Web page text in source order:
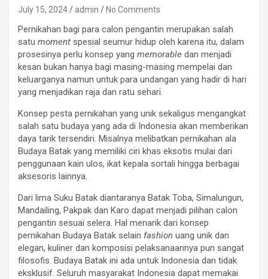
July 15, 2024 admin No Comments
Pernikahan bagi para calon pengantin merupakan salah
satu moment spesial seumur hidup oleh karena itu, dalam
prosesinya perlu konsep yang memorable dan menjadi
kesan bukan hanya bagi masing-masing mempelai dan
keluarganya namun untuk para undangan yang hadir di hari
yang menjadikan raja dan ratu sehari.
Konsep pesta pernikahan yang unik sekaligus mengangkat
salah satu budaya yang ada di Indonesia akan memberikan
daya tarik tersendiri. Misalnya melibatkan pernikahan ala
Budaya Batak yang memiliki ciri khas eksotis mulai dari
penggunaan kain ulos, ikat kepala sortali hingga berbagai
aksesoris lainnya.
Dari lima Suku Batak diantaranya Batak Toba, Simalungun,
Mandailing, Pakpak dan Karo dapat menjadi pilihan calon
pengantin sesuai selera. Hal menarik dari konsep
pernikahan Budaya Batak selain fashion uang unik dan
elegan, kuliner dan komposisi pelaksanaannya pun sangat
filosofis. Budaya Batak ini ada untuk Indonesia dan tidak
eksklusif. Seluruh masyarakat Indonesia dapat memakai